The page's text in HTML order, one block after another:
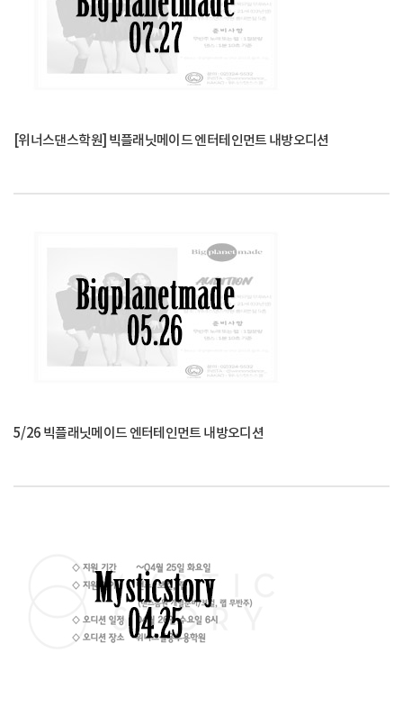
[위너스댄스학원] 빅플래닛메이드 엔터테인먼트 내방오디션
5/26 빅플래닛메이드 엔터테인먼트 내방오디션